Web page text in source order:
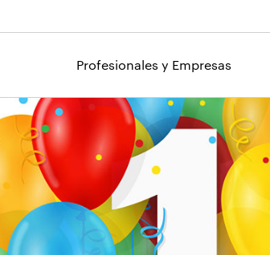
Profesionales y Empresas